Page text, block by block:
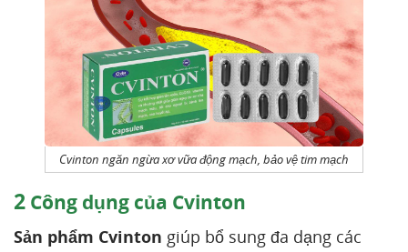
Cvinton ngăn ngừa xơ vữa động mạch, bảo vệ tim mạch
2 Công dụng của Cvinton
Sản phẩm Cvinton giúp bổ sung đa dạng các